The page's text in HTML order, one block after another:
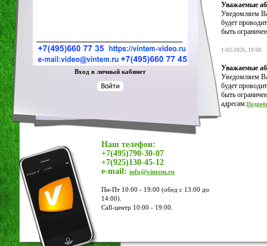
Вход в личный кабинет
Наш телефон:
+7(495)790-30-07
+7(925)130-45-12
e-mail: info@vintem.ru
Пн-Пт 10:00 - 19:00 (обед с 13:00 до
14:00).
Call-центр 10:00 - 19:00.
Уважаемые
Уведомляем
будет
быть
1-03-2026, 19:00
Уважаемые
Уведомляем
будет
быть
адресам: